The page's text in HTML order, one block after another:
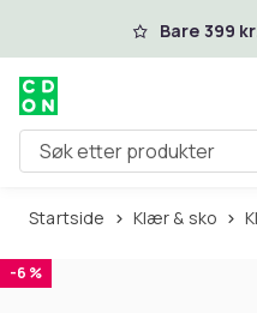
Hopp til hovedinnhold
Bare 399
Søk etter produkter
Startside Klær & sko
-6 %